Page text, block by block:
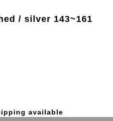
/ silver 143~161
available